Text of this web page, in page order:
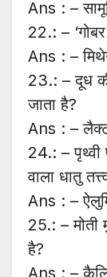
Ans : –
22.: –
Ans : –
23.: – दूध
जाता है?
Ans : –
24.: – पृथ्वी
वाला धातु
Ans : –
25.: – मोती
है?